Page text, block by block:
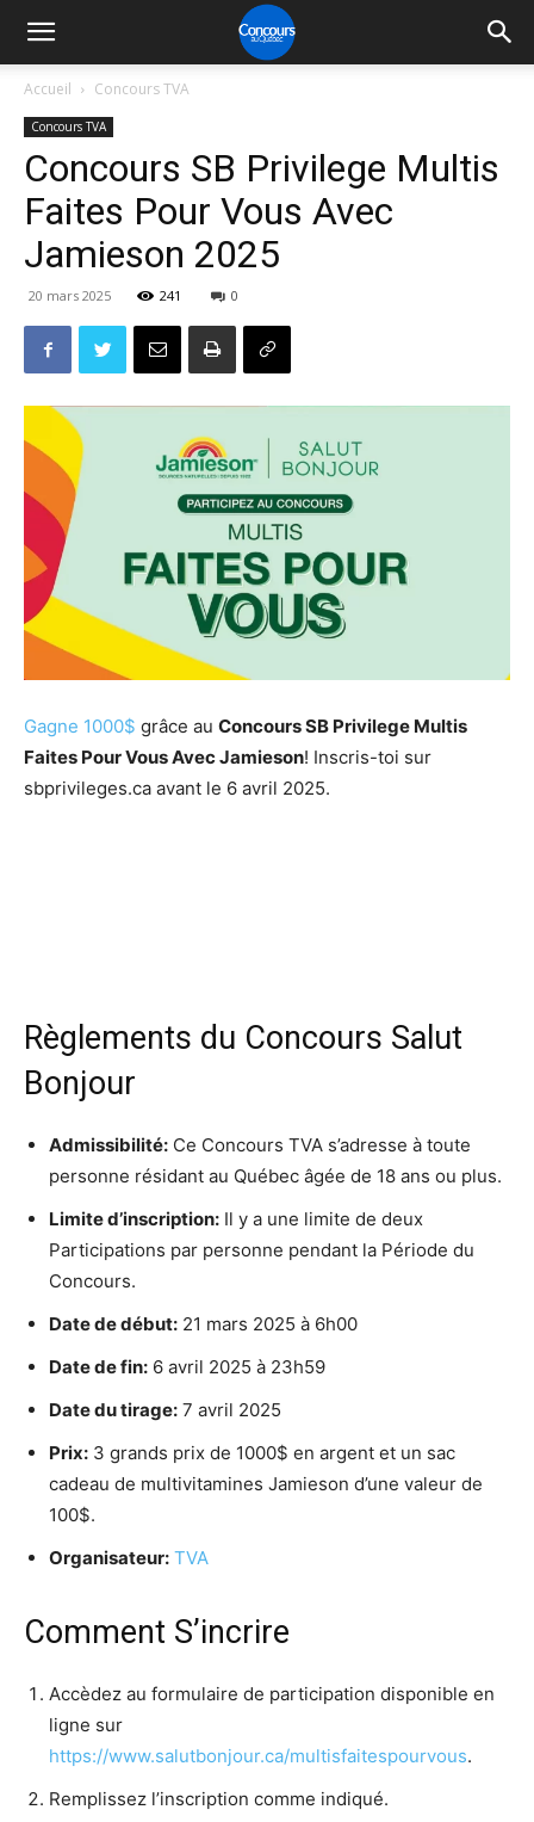
Accueil Concours TVA
Concours TVA
Concours SB Privilege Multis
Faites Pour Vous Avec
Jamieson 2025
20 mars 2025 241 0
Gagne 1000$ grâce au Concours SB Privilege Multis
Faites Pour Vous Avec Jamieson! Inscris-toi sur
sbprivileges.ca avant le 6 avril 2025.
Règlements du Concours Salut
Bonjour
Admissibilité: Ce Concours TVA s’adresse à toute
personne résidant au Québec âgée de 18 ans ou plus.
Limite d’inscription: Il y a une limite de deux
Participations par personne pendant la Période du
Concours.
Date de début: 21 mars 2025 à 6h00
Date de fin: 6 avril 2025 à 23h59
Date du tirage: 7 avril 2025
Prix: 3 grands prix de 1000$ en argent et un sac
cadeau de multivitamines Jamieson d’une valeur de
100$.
Organisateur: TVA
Comment S’incrire
Accèdez au formulaire de participation disponible en
ligne sur
https://www.salutbonjour.ca/multisfaitespourvous.
Remplissez l’inscription comme indiqué.